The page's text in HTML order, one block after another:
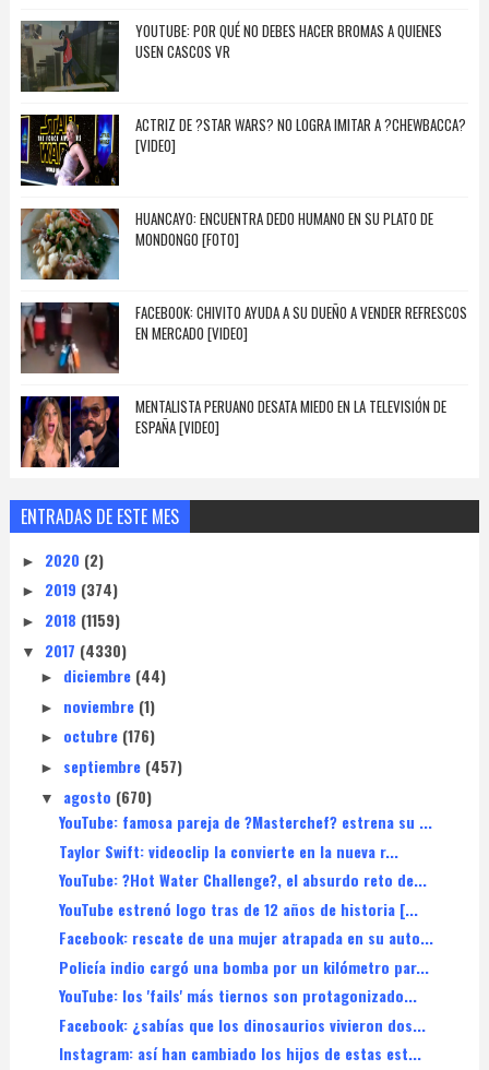
YOUTUBE: POR QUÉ NO DEBES HACER BROMAS A QUIENES
USEN CASCOS VR
ACTRIZ DE ?STAR WARS? NO LOGRA IMITAR A ?CHEWBACCA?
[VIDEO]
HUANCAYO: ENCUENTRA DEDO HUMANO EN SU PLATO DE
MONDONGO [FOTO]
FACEBOOK: CHIVITO AYUDA A SU DUEÑO A VENDER REFRESCOS
EN MERCADO [VIDEO]
MENTALISTA PERUANO DESATA MIEDO EN LA TELEVISIÓN DE
ESPAÑA [VIDEO]
ENTRADAS DE ESTE MES
► 2020 (2)
► 2019 (374)
► 2018 (1159)
▼ 2017 (4330)
► diciembre (44)
► noviembre (1)
► octubre (176)
► septiembre (457)
▼ agosto (670)
YouTube: famosa pareja de ?Masterchef? estrena su ...
Taylor Swift: videoclip la convierte en la nueva r...
YouTube: ?Hot Water Challenge?, el absurdo reto de...
YouTube estrenó logo tras de 12 años de historia [...
Facebook: rescate de una mujer atrapada en su auto...
Policía indio cargó una bomba por un kilómetro par...
YouTube: los 'fails' más tiernos son protagonizado...
Facebook: ¿sabías que los dinosaurios vivieron dos...
Instagram: así han cambiado los hijos de estas est...